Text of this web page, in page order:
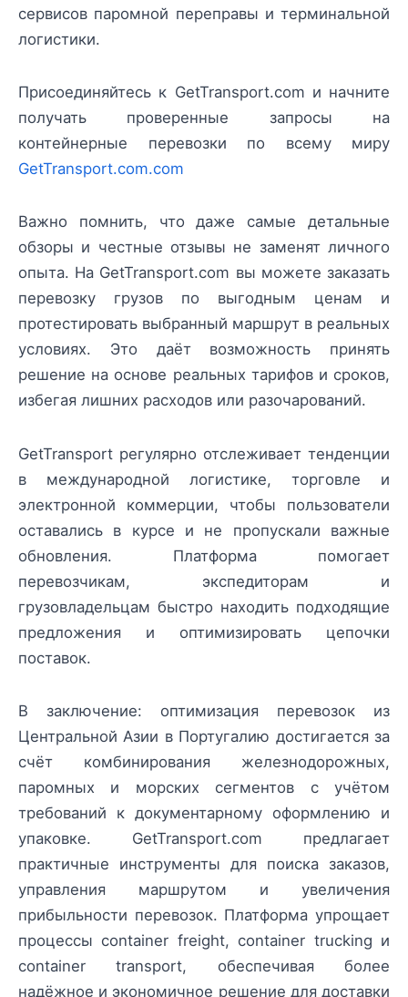
сервисов паромной переправы и терминальной
логистики.
Присоединяйтесь к GetTransport.com и начните
получать проверенные запросы на
контейнерные перевозки по всему миру
GetTransport.com.com
Важно помнить, что даже самые детальные
обзоры и честные отзывы не заменят личного
опыта. На GetTransport.com вы можете заказать
перевозку грузов по выгодным ценам и
протестировать выбранный маршрут в реальных
условиях. Это даёт возможность принять
решение на основе реальных тарифов и сроков,
избегая лишних расходов или разочарований.
GetTransport регулярно отслеживает тенденции
в международной логистике, торговле и
электронной коммерции, чтобы пользователи
оставались в курсе и не пропускали важные
обновления. Платформа помогает
перевозчикам, экспедиторам и
грузовладельцам быстро находить подходящие
предложения и оптимизировать цепочки
поставок.
В заключение: оптимизация перевозок из
Центральной Азии в Португалию достигается за
счёт комбинирования железнодорожных,
паромных и морских сегментов с учётом
требований к документарному оформлению и
упаковке. GetTransport.com предлагает
практичные инструменты для поиска заказов,
управления маршрутом и увеличения
прибыльности перевозок. Платформа упрощает
процессы container freight, container trucking и
container transport, обеспечивая более
надёжное и экономичное решение для доставки